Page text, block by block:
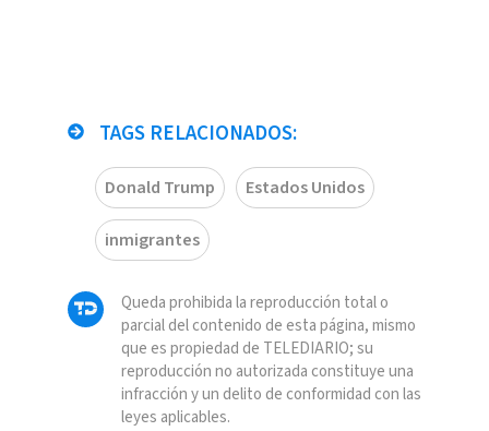
TAGS RELACIONADOS:
Donald Trump Estados Unidos
inmigrantes
Queda prohibida la reproducción total o
parcial del contenido de esta página, mismo
que es propiedad de TELEDIARIO; su
reproducción no autorizada constituye una
infracción y un delito de conformidad con las
leyes aplicables.